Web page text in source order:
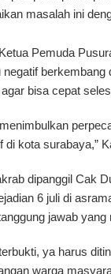
masalah ini
Pemuda
bisa cepat
di kota surabaya,”
dipanggil Cak
6 juli di
jawab
ya harus
warga